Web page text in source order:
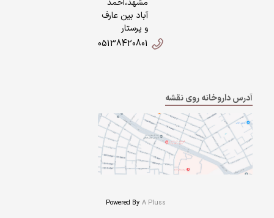
مشهد،احمد
آباد بین عارف
و پرستار
05138420801
آدرس داروخانه روی نقشه
A Pluss
Powered By